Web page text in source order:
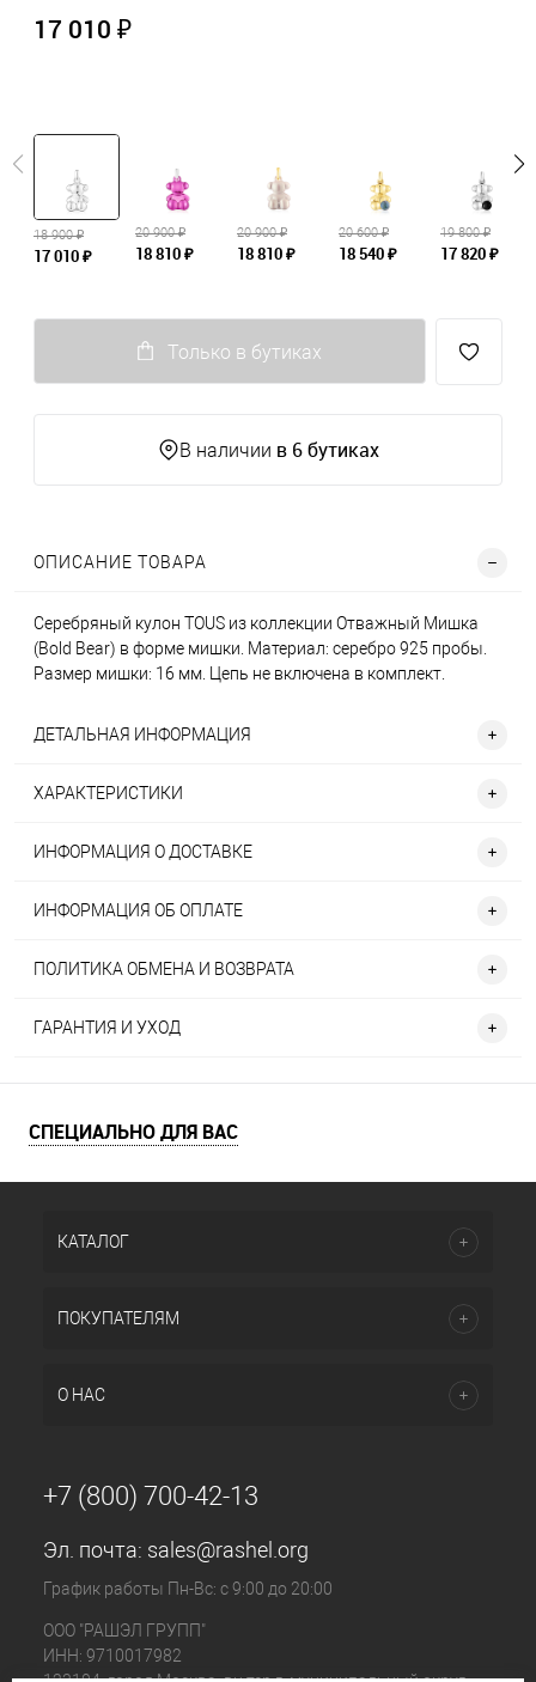
17 010 ₽
18 900 ₽
17 010 ₽
20 900 ₽
18 810 ₽
20 900 ₽
18 810 ₽
20 600 ₽
18 540 ₽
19 800 ₽
17 820 ₽
Только в бутиках
В наличии в 6 бутиках
ОПИСАНИЕ ТОВАРА
Серебряный кулон TOUS из коллекции Отважный Мишка
(Bold Bear) в форме мишки. Материал: серебро 925 пробы.
Размер мишки: 16 мм. Цепь не включена в комплект.
ДЕТАЛЬНАЯ ИНФОРМАЦИЯ
ХАРАКТЕРИСТИКИ
ИНФОРМАЦИЯ О ДОСТАВКЕ
ИНФОРМАЦИЯ ОБ ОПЛАТЕ
ПОЛИТИКА ОБМЕНА И ВОЗВРАТА
ГАРАНТИЯ И УХОД
СПЕЦИАЛЬНО ДЛЯ ВАС
КАТАЛОГ
ПОКУПАТЕЛЯМ
О НАС
+7 (800) 700-42-13
Эл. почта: sales@rashel.org
График работы Пн-Вс: с 9:00 до 20:00
ООО "РАШЭЛ ГРУПП"
ИНН: 9710017982